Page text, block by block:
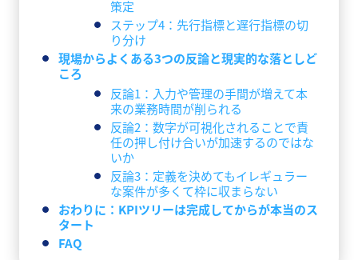
策定
ステップ4：先行指標と遅行指標の切
り分け
現場からよくある3つの反論と現実的な落としど
ころ
反論1：入力や管理の手間が増えて本
来の業務時間が削られる
反論2：数字が可視化されることで責
任の押し付け合いが加速するのではな
いか
反論3：定義を決めてもイレギュラー
な案件が多くて枠に収まらない
おわりに：KPIツリーは完成してからが本当のス
タート
FAQ